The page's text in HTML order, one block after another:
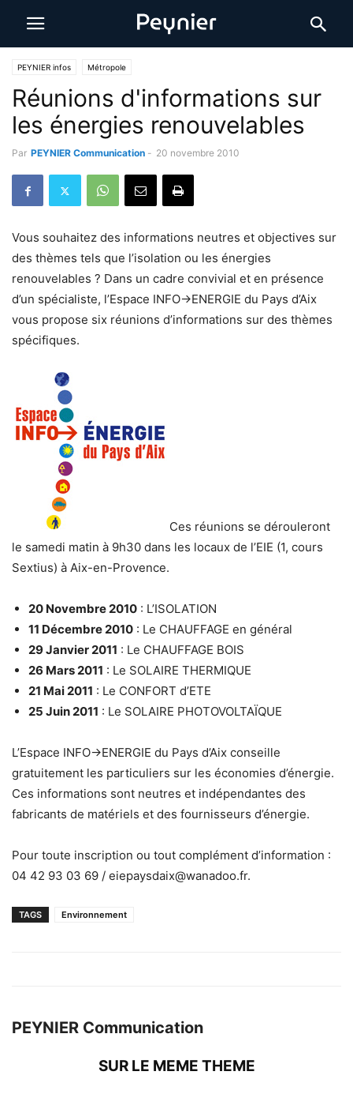
PEYNIER infos Métropole
Réunions d'informations sur
les énergies renouvelables
Par PEYNIER Communication - 20 novembre 2010
Vous souhaitez des informations neutres et objectives sur
des thèmes tels que l’isolation ou les énergies
renouvelables ? Dans un cadre convivial et en présence
d’un spécialiste, l’Espace INFO->ENERGIE du Pays d’Aix
vous propose six réunions d’informations sur des thèmes
spécifiques.
Ces réunions se dérouleront
le samedi matin à 9h30 dans les locaux de l’EIE (1, cours
Sextius) à Aix-en-Provence.
20 Novembre 2010 : L’ISOLATION
11 Décembre 2010 : Le CHAUFFAGE en général
29 Janvier 2011 : Le CHAUFFAGE BOIS
26 Mars 2011 : Le SOLAIRE THERMIQUE
21 Mai 2011 : Le CONFORT d’ETE
25 Juin 2011 : Le SOLAIRE PHOTOVOLTAÏQUE
L’Espace INFO->ENERGIE du Pays d’Aix conseille
gratuitement les particuliers sur les économies d’énergie.
Ces informations sont neutres et indépendantes des
fabricants de matériels et des fournisseurs d’énergie.
Pour toute inscription ou tout complément d’information :
04 42 93 03 69 / eiepaysdaix@wanadoo.fr.
TAGS Environnement
PEYNIER Communication
SUR LE MEME THEME